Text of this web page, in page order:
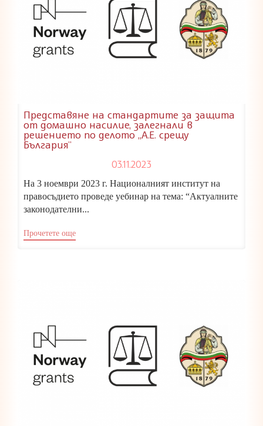
Представяне на стандартите за защита
от домашно насилие, залегнали в
решението по делото „А.Е. срещу
България”
03.11.2023
На 3 ноември 2023 г. Националният институт на
правосъдието проведе уебинар на тема: “Актуалните
законодателни...
Прочетете още